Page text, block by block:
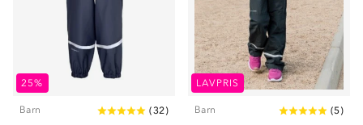
25%
Barn (32)
LAVPRIS
Barn (5)